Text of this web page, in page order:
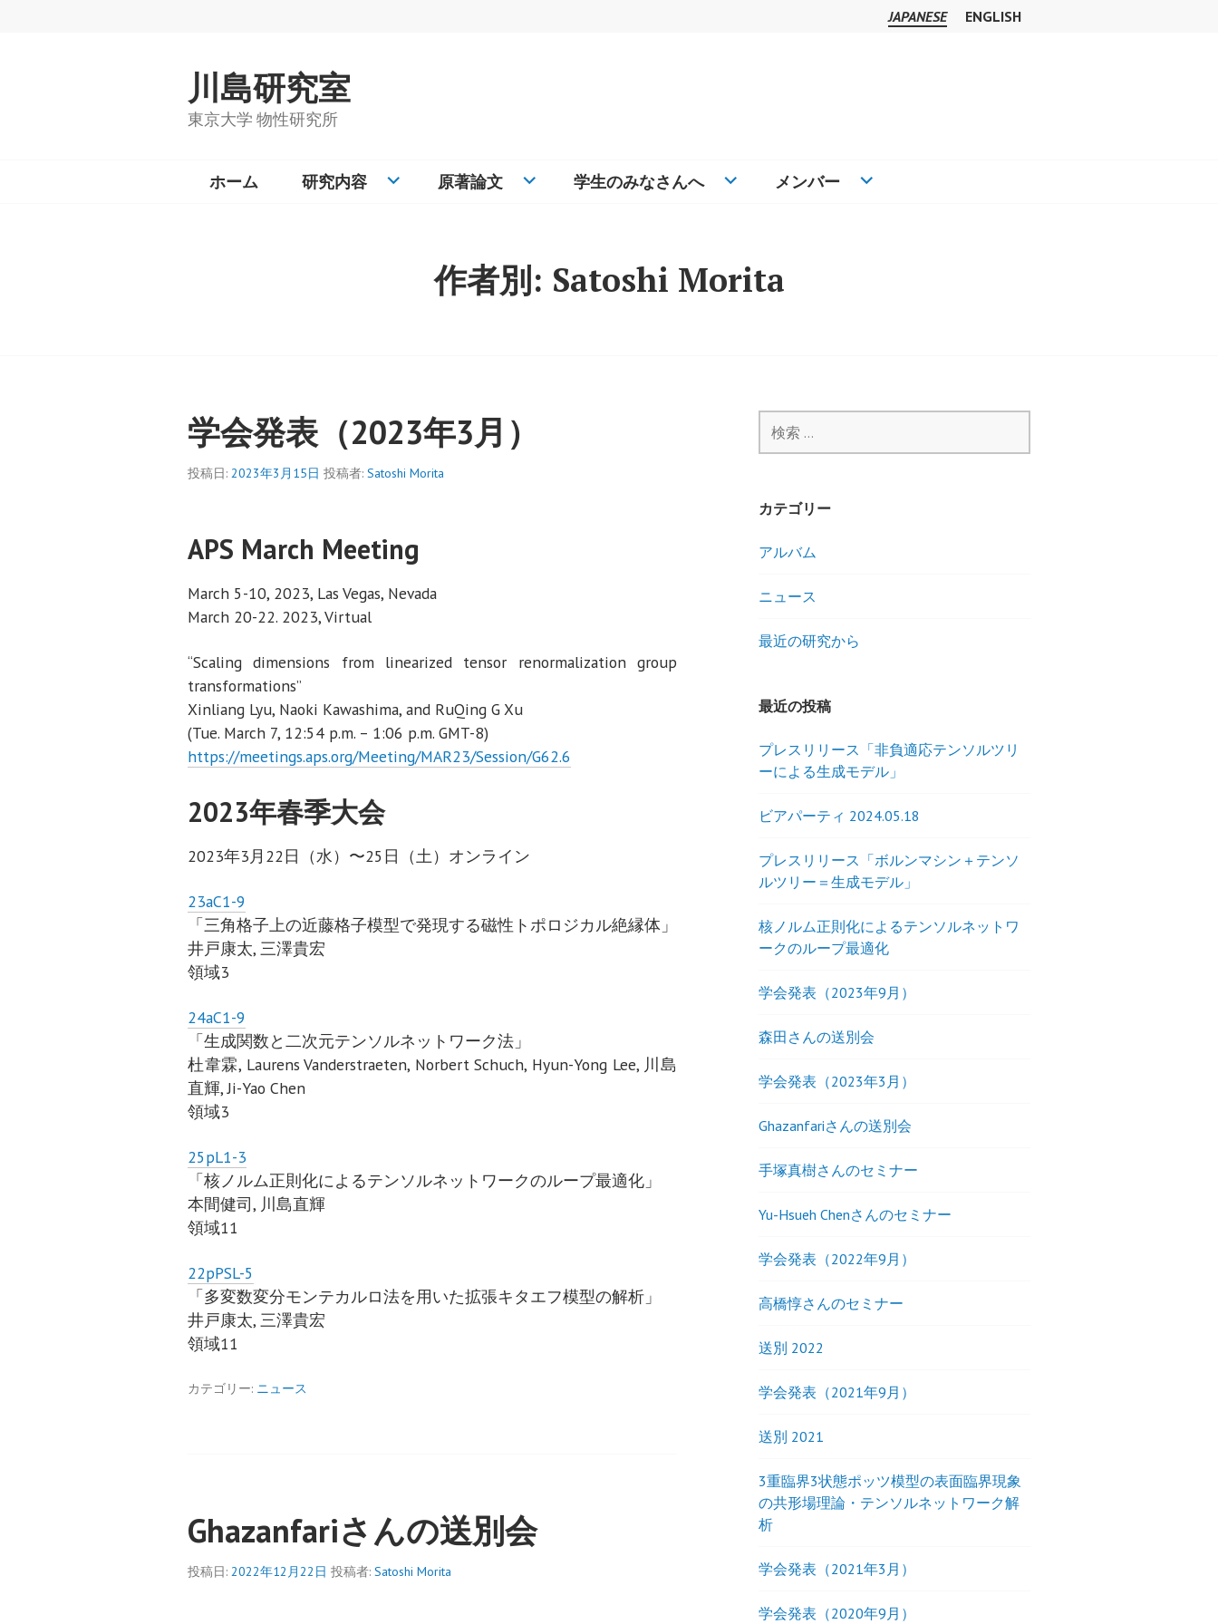
JAPANESE ENGLISH
川島研究室
東京大学 物性研究所
ホーム 研究内容 原著論文 学生のみなさんへ メンバー
作者別: Satoshi Morita
学会発表（2023年3月）
投稿日: 2023年3月15日 投稿者: Satoshi Morita
APS March Meeting
March 5-10, 2023, Las Vegas, Nevada
March 20-22. 2023, Virtual
“Scaling dimensions from linearized tensor renormalization group
transformations”
Xinliang Lyu, Naoki Kawashima, and RuQing G Xu
(Tue. March 7, 12:54 p.m. – 1:06 p.m. GMT-8)
https://meetings.aps.org/Meeting/MAR23/Session/G62.6
2023年春季大会
2023年3月22日（水）〜25日（土）オンライン
23aC1-9
「三角格子上の近藤格子模型で発現する磁性トポロジカル絶縁体」
井戸康太, 三澤貴宏
領域3
24aC1-9
「生成関数と二次元テンソルネットワーク法」
杜韋霖, Laurens Vanderstraeten, Norbert Schuch, Hyun-Yong Lee, 川島
直輝, Ji-Yao Chen
領域3
25pL1-3
「核ノルム正則化によるテンソルネットワークのループ最適化」
本間健司, 川島直輝
領域11
22pPSL-5
「多変数変分モンテカルロ法を用いた拡張キタエフ模型の解析」
井戸康太, 三澤貴宏
領域11
カテゴリー: ニュース
Ghazanfariさんの送別会
投稿日: 2022年12月22日 投稿者: Satoshi Morita
カテゴリー
アルバム
ニュース
最近の研究から
最近の投稿
プレスリリース「非負適応テンソルツリ
ーによる生成モデル」
ビアパーティ 2024.05.18
プレスリリース「ボルンマシン＋テンソ
ルツリー＝生成モデル」
核ノルム正則化によるテンソルネットワ
ークのループ最適化
学会発表（2023年9月）
森田さんの送別会
学会発表（2023年3月）
Ghazanfariさんの送別会
手塚真樹さんのセミナー
Yu-Hsueh Chenさんのセミナー
学会発表（2022年9月）
高橋惇さんのセミナー
送別 2022
学会発表（2021年9月）
送別 2021
3重臨界3状態ポッツ模型の表面臨界現象
の共形場理論・テンソルネットワーク解
析
学会発表（2021年3月）
学会発表（2020年9月）